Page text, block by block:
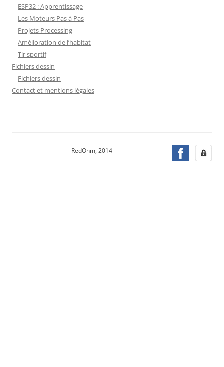
ESP32 : Apprentissage
Les Moteurs Pas à Pas
Projets Processing
Amélioration de l’habitat
Tir sportif
Fichiers dessin
Fichiers dessin
Contact et mentions légales
RedOhm, 2014